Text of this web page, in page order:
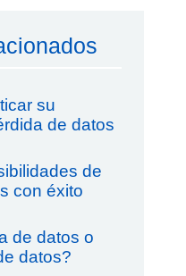
su
de datos
de
con éxito
de datos o
datos?